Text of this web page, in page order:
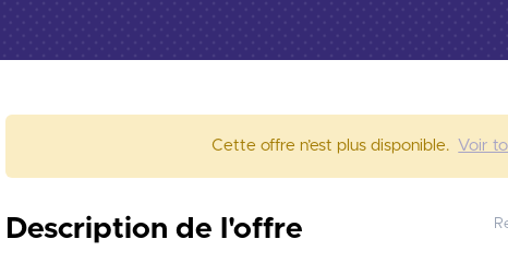
Cette offre n’est plus disponible. Voir
Description de l'offre